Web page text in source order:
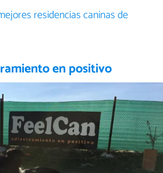
residencias caninas de
en positivo